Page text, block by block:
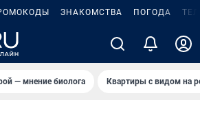
ЗНАКОМСТВА ПОГОДА
— мнение биолога Квартиры с видом на